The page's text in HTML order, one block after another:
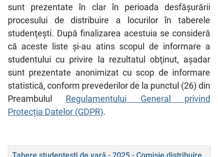
sunt prezentate în clar în perioada desfăşurării
procesului de distribuire a locurilor în taberele
studenţeşti. După finalizarea acestuia se consideră
că aceste liste şi-au atins scopul de informare a
studentului cu privire la rezultatul obţinut, aşadar
sunt prezentate anonimizat cu scop de informare
statistică, conform prevederilor de la punctul (26) din
Preambulul Regulamentului General privind
Protecția Datelor (GDPR).
Titlu